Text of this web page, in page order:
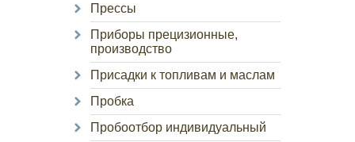
Прессы
Приборы прецизионные,
производство
Присадки к топливам и маслам
Пробка
Пробоотбор индивидуальный